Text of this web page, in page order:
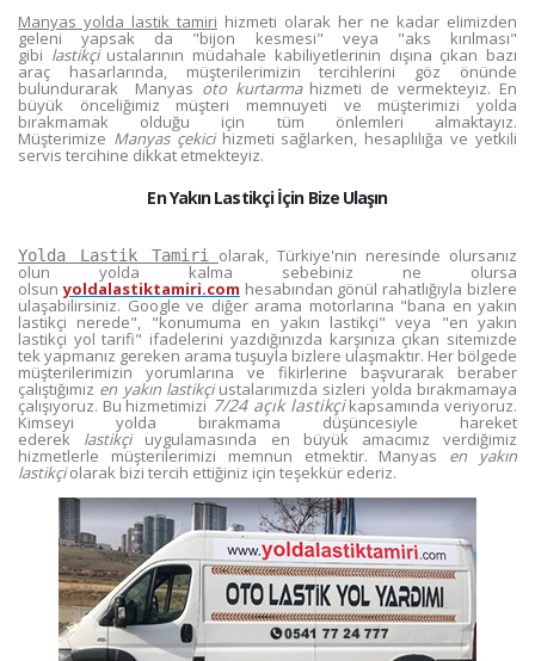
Manyas yolda lastik tamiri hizmeti olarak her ne kadar elimizden
geleni yapsak da "bijon kesmesi" veya "aks kırılması"
gibi lastikçi ustalarının müdahale kabiliyetlerinin dışına çıkan bazı
araç hasarlarında, müşterilerimizin tercihlerini göz önünde
bulundurarak Manyas oto kurtarmahizmeti de vermekteyiz. En
büyük önceliğimiz müşteri memnuyeti ve müşterimizi yolda
bırakmamak olduğu için tüm önlemleri almaktayız.
Müşterimize Manyas çekicihizmeti sağlarken, hesaplılığa ve yetkili
servis tercihine dikkat etmekteyiz.
En Yakın Lastikçi İçin Bize Ulaşın
Yolda Lastik Tamiri olarak, Türkiye'nin neresinde olursanız
olun yolda kalma sebebiniz ne olursa
olsunyoldalastiktamiri.com hesabından gönül rahatlığıyla bizlere
ulaşabilirsiniz. Google ve diğer arama motorlarına "bana en yakın
lastikçi nerede", "konumuma en yakın lastikçi" veya "en yakın
lastikçi yol tarifi" ifadelerini yazdığınızda karşınıza çıkan sitemizde
tek yapmanız gereken arama tuşuyla bizlere ulaşmaktır. Her bölgede
müşterilerimizin yorumlarına ve fikirlerine başvurarak beraber
çalıştığımız en yakın lastikçiustalarımızda sizleri yolda bırakmamaya
çalışıyoruz. Bu hizmetimizi 7/24 açık lastikçikapsamında veriyoruz.
Kimseyi yolda bırakmama düşüncesiyle hareket
ederek lastikçi uygulamasında en büyük amacımız verdiğimiz
hizmetlerle müşterilerimizi memnun etmektir. Manyas en yakın
lastikçiolarak bizi tercih ettiğiniz için teşekkür ederiz.